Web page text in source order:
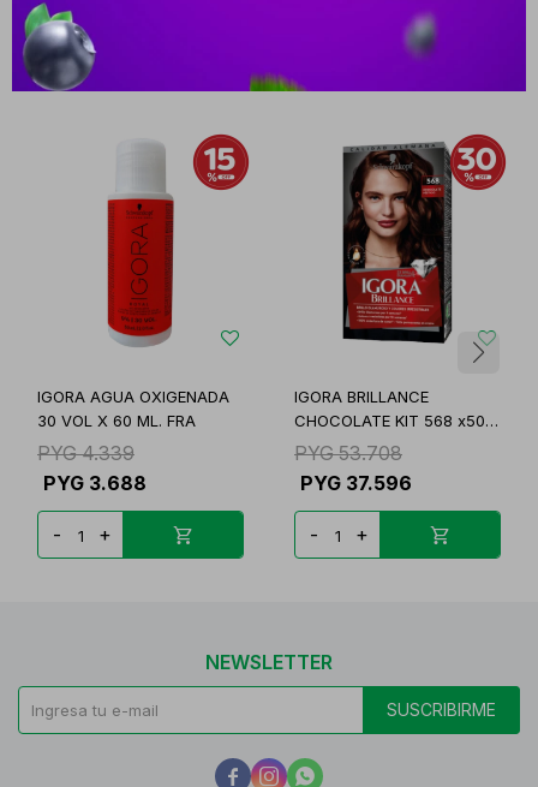
Productos que te pueden interesar
IGORA AGUA OXIGENADA
30 VOL X 60 ML. FRA
PYG 4.339
PYG 3.688
- +
IGORA BRILLANCE
CHOCOLATE KIT 568 x50
ML
PYG 53.708
PYG 37.596
- +
NEWSLETTER
SUSCRIBIRME
  